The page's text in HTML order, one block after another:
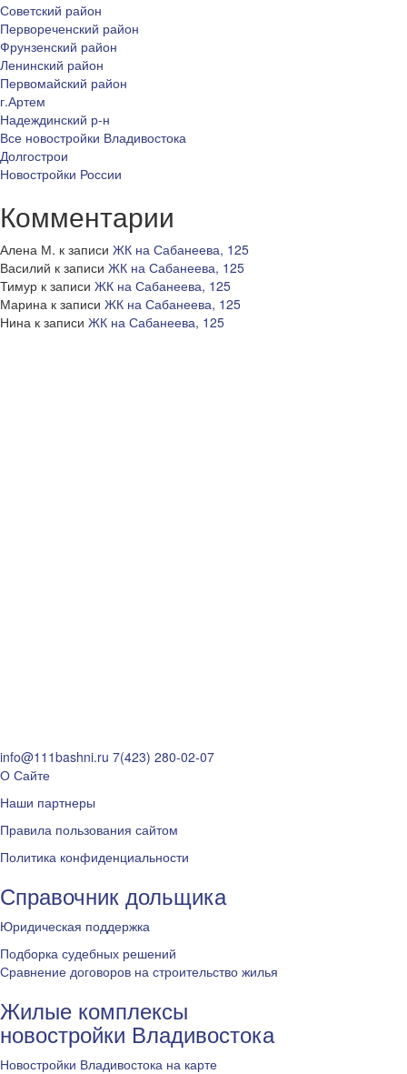
Советский район
Первореченский район
Фрунзенский район
Ленинский район
Первомайский район
г.Артем
Надеждинский р-н
Все новостройки Владивостока
Долгострои
Новостройки России
Комментарии
Алена М. к записи ЖК на Сабанеева, 125
Василий к записи ЖК на Сабанеева, 125
Тимур к записи ЖК на Сабанеева, 125
Марина к записи ЖК на Сабанеева, 125
Нина к записи ЖК на Сабанеева, 125
info@111bashni.ru 7(423) 280-02-07
О Сайте
Наши партнеры
Правила пользования сайтом
Политика конфиденциальности
Справочник дольщика
Юридическая поддержка
Подборка судебных решений
Сравнение договоров на строительство жилья
Жилые комплексы
новостройки Владивостока
Новостройки Владивостока на карте